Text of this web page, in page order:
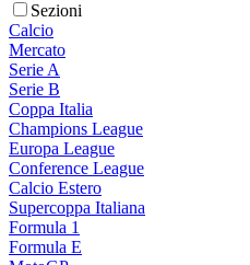
Sezioni
Calcio
Mercato
Serie A
Serie B
Coppa Italia
Champions League
Europa League
Conference League
Calcio Estero
Supercoppa Italiana
Formula 1
Formula E